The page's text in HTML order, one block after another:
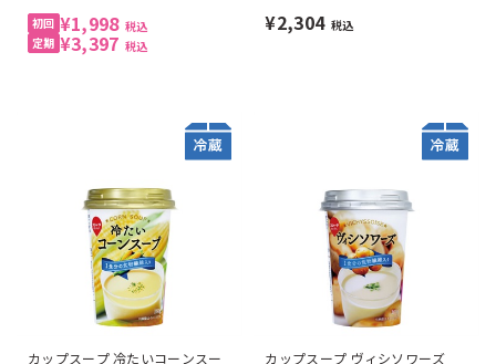
¥1,998 税込
¥3,397 税込
¥2,304 税込
カップスープ 冷たいコーンスー カップスープ ヴィシソワーズ